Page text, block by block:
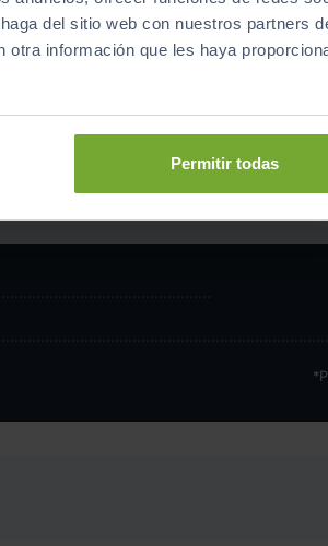
del sitio web con nuestros partners
información que les haya
Permitir todas
Asistente de colina
Detección de presión de